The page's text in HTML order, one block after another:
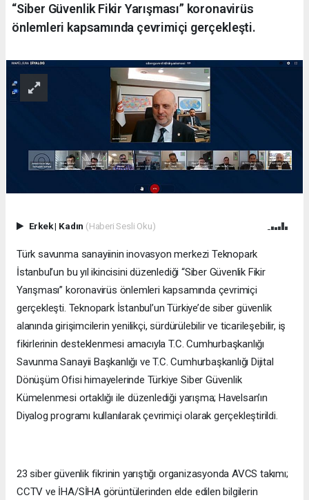
“Siber Güvenlik Fikir Yarışması” koronavirüs
önlemleri kapsamında çevrimiçi gerçekleşti.
Erkek| Kadın (Haberi Sesli Oku)
Türk savunma sanayiinin inovasyon merkezi Teknopark
İstanbul’un bu yıl ikincisini düzenlediği “Siber Güvenlik Fikir
Yarışması” koronavirüs önlemleri kapsamında çevrimiçi
gerçekleşti. Teknopark İstanbul’un Türkiye’de siber güvenlik
alanında girişimcilerin yenilikçi, sürdürülebilir ve ticarileşebilir, iş
fikirlerinin desteklenmesi amacıyla T.C. Cumhurbaşkanlığı
Savunma Sanayii Başkanlığı ve T.C. Cumhurbaşkanlığı Dijital
Dönüşüm Ofisi himayelerinde Türkiye Siber Güvenlik
Kümelenmesi ortaklığı ile düzenlediği yarışma; Havelsan’ın
Diyalog programı kullanılarak çevrimiçi olarak gerçekleştirildi.
23 siber güvenlik fikrinin yarıştığı organizasyonda AVCS takımı;
CCTV ve İHA/SİHA görüntülerinden elde edilen bilgilerin